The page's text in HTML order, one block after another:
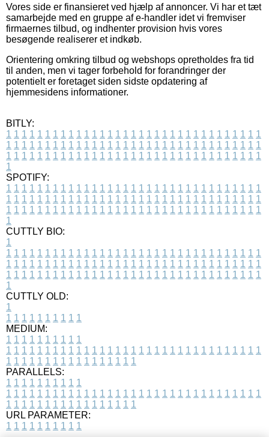
Vores side er finansieret ved hjælp af annoncer. Vi har et tæt
samarbejde med en gruppe af e-handler idet vi fremviser
firmaernes tilbud, og indhenter provision hvis vores
besøgende realiserer et indkøb.
Orientering omkring tilbud og webshops opretholdes fra tid
til anden, men vi tager forbehold for forandringer der
potentielt er foretaget siden sidste opdatering af
hjemmesidens informationer.
BITLY:
1 1 1 1 1 1 1 1 1 1 1 1 1 1 1 1 1 1 1 1 1 1 1 1 1 1 1 1 1 1 1 1 1
1 1 1 1 1 1 1 1 1 1 1 1 1 1 1 1 1 1 1 1 1 1 1 1 1 1 1 1 1 1 1 1 1
1 1 1 1 1 1 1 1 1 1 1 1 1 1 1 1 1 1 1 1 1 1 1 1 1 1 1 1 1 1 1 1 1
1
SPOTIFY:
1 1 1 1 1 1 1 1 1 1 1 1 1 1 1 1 1 1 1 1 1 1 1 1 1 1 1 1 1 1 1 1 1
1 1 1 1 1 1 1 1 1 1 1 1 1 1 1 1 1 1 1 1 1 1 1 1 1 1 1 1 1 1 1 1 1
1 1 1 1 1 1 1 1 1 1 1 1 1 1 1 1 1 1 1 1 1 1 1 1 1 1 1 1 1 1 1 1 1
1
CUTTLY BIO:
1
1 1 1 1 1 1 1 1 1 1 1 1 1 1 1 1 1 1 1 1 1 1 1 1 1 1 1 1 1 1 1 1 1
1 1 1 1 1 1 1 1 1 1 1 1 1 1 1 1 1 1 1 1 1 1 1 1 1 1 1 1 1 1 1 1 1
1 1 1 1 1 1 1 1 1 1 1 1 1 1 1 1 1 1 1 1 1 1 1 1 1 1 1 1 1 1 1 1 1
1
CUTTLY OLD:
1
1 1 1 1 1 1 1 1 1 1
MEDIUM:
1 1 1 1 1 1 1 1 1 1
1 1 1 1 1 1 1 1 1 1 1 1 1 1 1 1 1 1 1 1 1 1 1 1 1 1 1 1 1 1 1 1 1
1 1 1 1 1 1 1 1 1 1 1 1 1 1 1 1 1
PARALLELS:
1 1 1 1 1 1 1 1 1 1
1 1 1 1 1 1 1 1 1 1 1 1 1 1 1 1 1 1 1 1 1 1 1 1 1 1 1 1 1 1 1 1 1
1 1 1 1 1 1 1 1 1 1 1 1 1 1 1 1 1
URL PARAMETER:
1 1 1 1 1 1 1 1 1 1